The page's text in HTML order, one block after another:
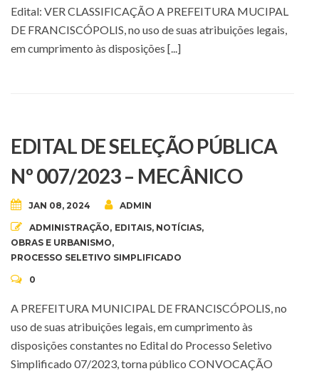
Edital: VER CLASSIFICAÇÃO A PREFEITURA MUCIPAL
DE FRANCISCÓPOLIS, no uso de suas atribuições legais,
em cumprimento às disposições [...]
EDITAL DE SELEÇÃO PÚBLICA
Nº 007/2023 – MECÂNICO
JAN 08, 2024 ADMIN
ADMINISTRAÇÃO, EDITAIS, NOTÍCIAS,
OBRAS E URBANISMO,
PROCESSO SELETIVO SIMPLIFICADO
0
A PREFEITURA MUNICIPAL DE FRANCISCÓPOLIS, no
uso de suas atribuições legais, em cumprimento às
disposições constantes no Edital do Processo Seletivo
Simplificado 07/2023, torna público CONVOCAÇÃO